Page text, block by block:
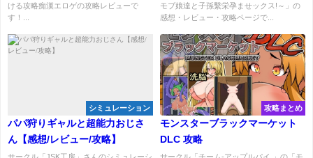
ける攻略痴漢エロゲの攻略レビューで
す！...
モブ娘達と子孫繫栄孕ませックス!～」の
感想・レビュー・攻略ページで...
シミュレーション
パパ狩りギャルと超能力おじさ
ん【感想/レビュー/攻略】
サークル「JSK工房」さんのシミュレーシ
攻略まとめ
モンスターブラックマーケット
DLC 攻略
サークル「チーム-アップルパイ 」の「モ